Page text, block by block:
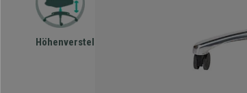
Höhenverstellbar